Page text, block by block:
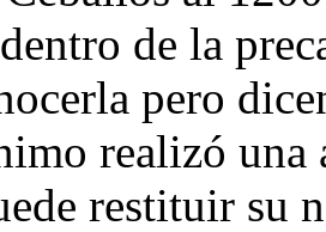
de la
pero
realizó
restituir su